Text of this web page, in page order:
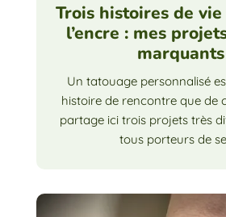
Trois histoires de
l’encre : mes
marquants
Un tatouage personnalisé
histoire de rencontre que de
partage ici trois projets très
tous porteurs de